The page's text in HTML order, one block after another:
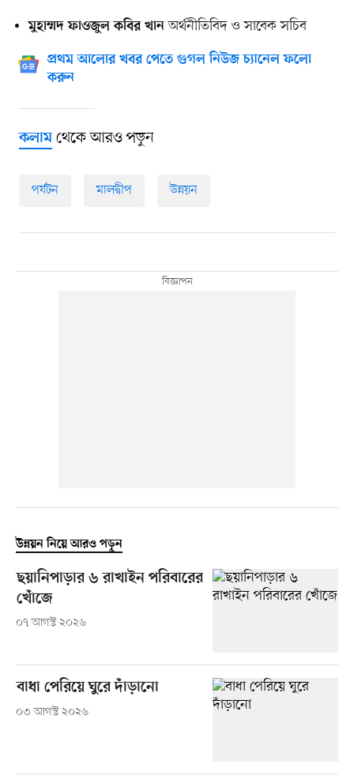
মুহাম্মদ ফাওজুল কবির খানঅর্থনীতিবিদ ও সাবেক সচিব
প্রথম আলোর খবর পেতে গুগল নিউজ চ্যানেল ফলো
করুন
কলামথেকে আরও পড়ুন
পর্যটন মালদ্বীপ উন্নয়ন
উন্নয়ন নিয়ে আরও পড়ুন
ছয়ানিপাড়ার ৬ রাখাইন পরিবারের
খোঁজে
০৭ আগস্ট ২০২৬
বাধা পেরিয়ে ঘুরে দাঁড়ানো
০৩ আগস্ট ২০২৬